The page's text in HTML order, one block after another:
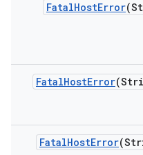
FatalHostError
FatalHostError
FatalHostError